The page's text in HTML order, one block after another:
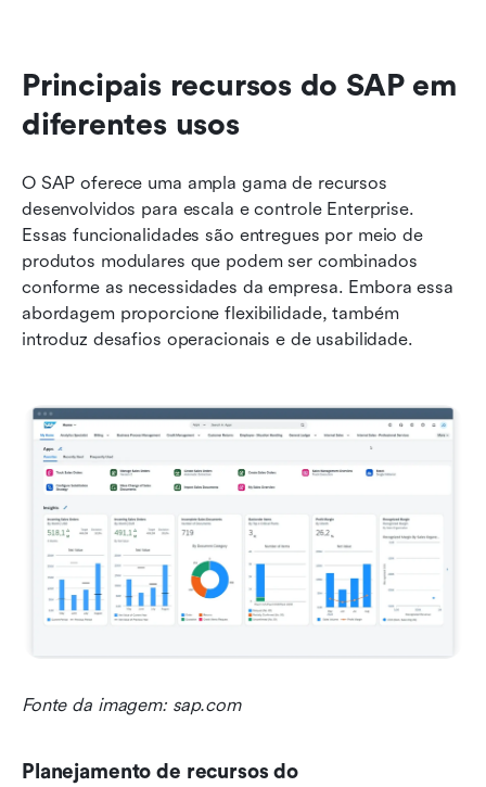
Principais recursos do SAP em
diferentes usos
O SAP oferece uma ampla gama de recursos
desenvolvidos para escala e controle Enterprise.
Essas funcionalidades são entregues por meio de
produtos modulares que podem ser combinados
conforme as necessidades da empresa. Embora essa
abordagem proporcione flexibilidade, também
introduz desafios operacionais e de usabilidade.
Fonte da imagem: sap.com
Planejamento de recursos do